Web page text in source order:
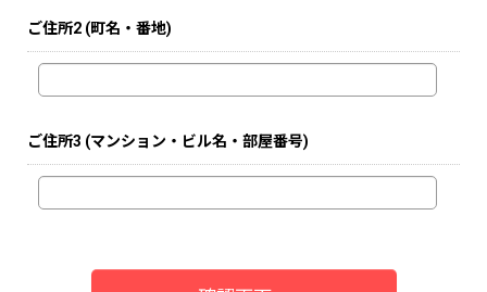
ご住所2 (町名・番地)
ご住所3 (マンション・ビル名・部屋番号)